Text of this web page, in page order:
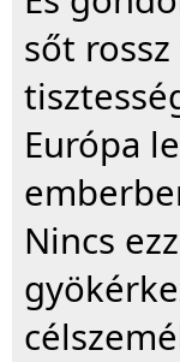
sőt
Európa
Nincs